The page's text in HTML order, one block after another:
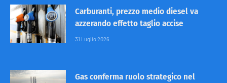
Carburanti, prezzo medio diesel va
azzerando effetto taglio accise
31 Luglio 2026
Gas conferma ruolo strategico nel